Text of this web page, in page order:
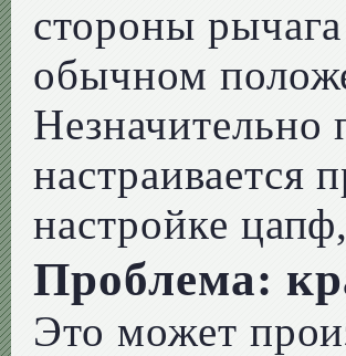
стороны
обычном
Незначительно
настраивается
настройке
Проблема:
Это может